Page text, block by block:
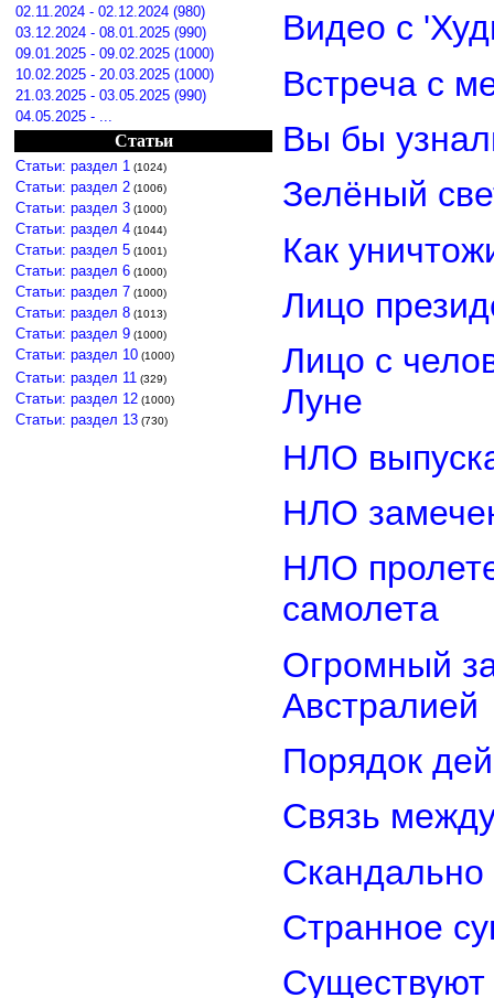
02.11.2024 - 02.12.2024 (980)
03.12.2024 - 08.01.2025 (990)
09.01.2025 - 09.02.2025 (1000)
10.02.2025 - 20.03.2025 (1000)
21.03.2025 - 03.05.2025 (990)
04.05.2025 - ...
Статьи
Статьи: раздел 1 (1024)
Статьи: раздел 2 (1006)
Статьи: раздел 3 (1000)
Статьи: раздел 4 (1044)
Статьи: раздел 5 (1001)
Статьи: раздел 6 (1000)
Статьи: раздел 7 (1000)
Статьи: раздел 8 (1013)
Статьи: раздел 9 (1000)
Статьи: раздел 10 (1000)
Статьи: раздел 11 (329)
Статьи: раздел 12 (1000)
Статьи: раздел 13 (730)
Видео с
Встреча с
Вы бы
Зелёный
Как
Лицо
Лицо с
Луне
НЛО
НЛО
НЛО
самолета
Огромный
Австралией
Порядок
Связь
Странное